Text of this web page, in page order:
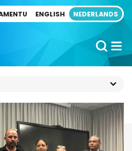
ENGLISH NEDERLANDS